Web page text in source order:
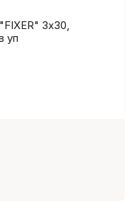
3х30,
уп